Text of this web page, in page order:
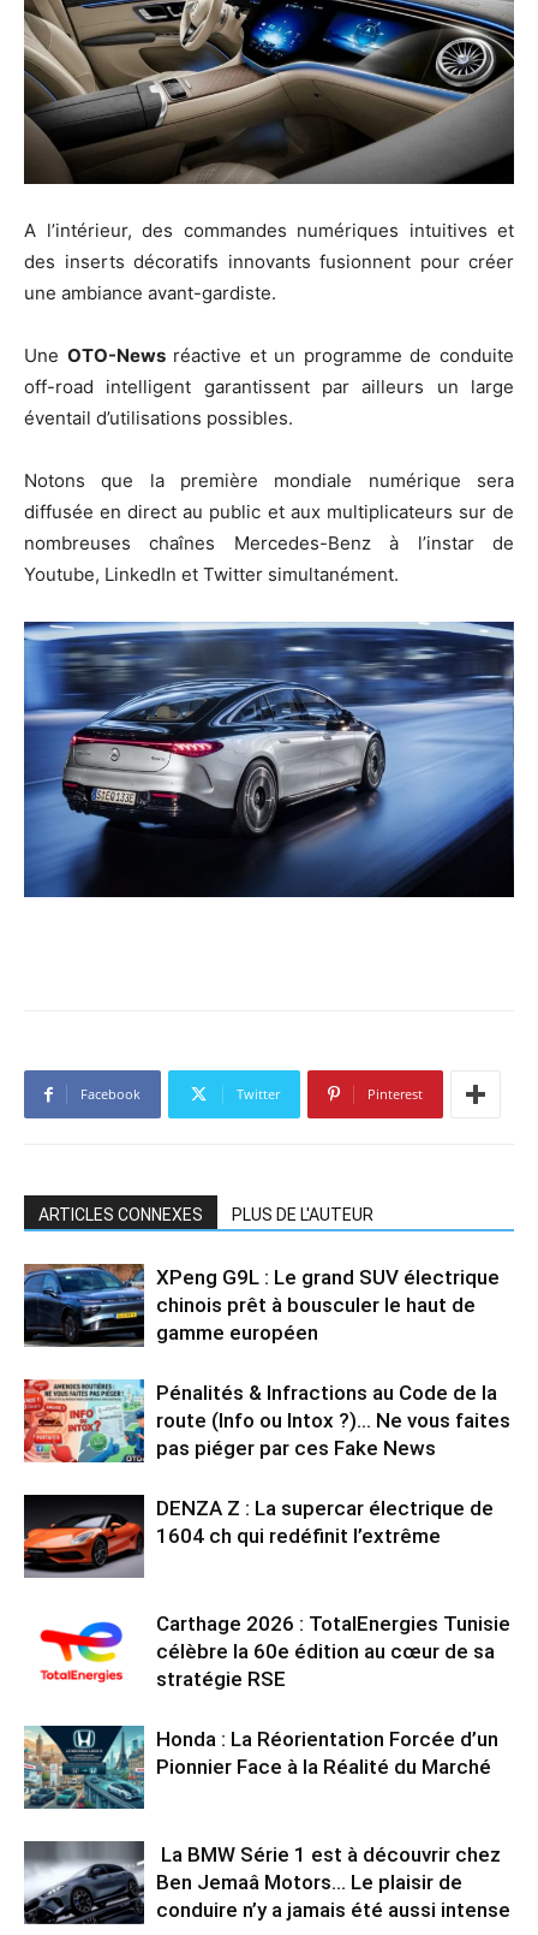
A l’intérieur, des commandes numériques intuitives et
des inserts décoratifs innovants fusionnent pour créer
une ambiance avant-gardiste.
Une OTO-Newsréactive et un programme de conduite
off-road intelligent garantissent par ailleurs un large
éventail d’utilisations possibles.
Notons que la première mondiale numérique sera
diffusée en direct au public et aux multiplicateurs sur de
nombreuses chaînes Mercedes-Benz à l’instar de
Youtube, LinkedIn et Twitter simultanément.
Facebook Twitter Pinterest
ARTICLES CONNEXES PLUS DE L'AUTEUR
XPeng G9L : Le grand SUV électrique
chinois prêt à bousculer le haut de
gamme européen
Pénalités & Infractions au Code de la
route (Info ou Intox ?)… Ne vous faites
pas piéger par ces Fake News
DENZA Z : La supercar électrique de
1604 ch qui redéfinit l’extrême
Carthage 2026 : TotalEnergies Tunisie
célèbre la 60e édition au cœur de sa
stratégie RSE
Honda : La Réorientation Forcée d’un
Pionnier Face à la Réalité du Marché
La BMW Série 1 est à découvrir chez
Ben Jemaâ Motors… Le plaisir de
conduire n’y a jamais été aussi intense